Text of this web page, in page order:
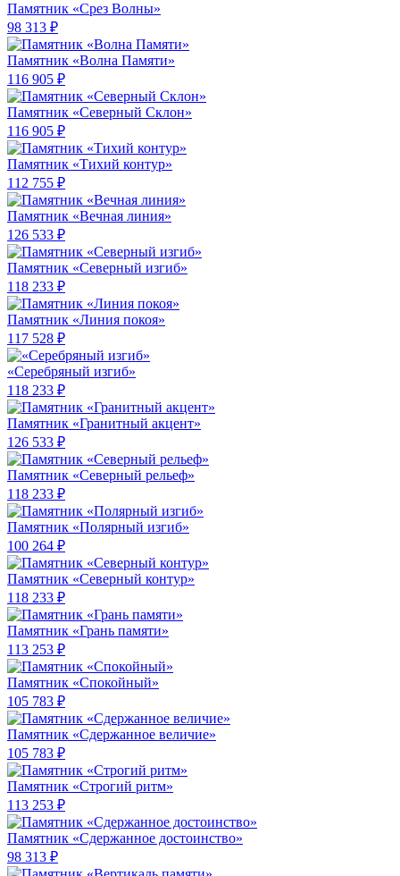
Памятник «Срез Волны»
98 313 ₽
Памятник «Волна Памяти»
116 905 ₽
Памятник «Северный Склон»
116 905 ₽
Памятник «Тихий контур»
112 755 ₽
Памятник «Вечная линия»
126 533 ₽
Памятник «Северный изгиб»
118 233 ₽
Памятник «Линия покоя»
117 528 ₽
«Серебряный изгиб»
118 233 ₽
Памятник «Гранитный акцент»
126 533 ₽
Памятник «Северный рельеф»
118 233 ₽
Памятник «Полярный изгиб»
100 264 ₽
Памятник «Северный контур»
118 233 ₽
Памятник «Грань памяти»
113 253 ₽
Памятник «Спокойный»
105 783 ₽
Памятник «Сдержанное величие»
105 783 ₽
Памятник «Строгий ритм»
113 253 ₽
Памятник «Сдержанное достоинство»
98 313 ₽